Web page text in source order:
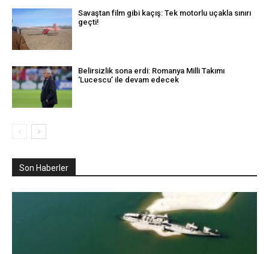
Savaştan film gibi kaçış: Tek motorlu uçakla sınırı
geçti!
Belirsizlik sona erdi: Romanya Milli Takımı
‘Lucescu’ ile devam edecek
Son Haberler